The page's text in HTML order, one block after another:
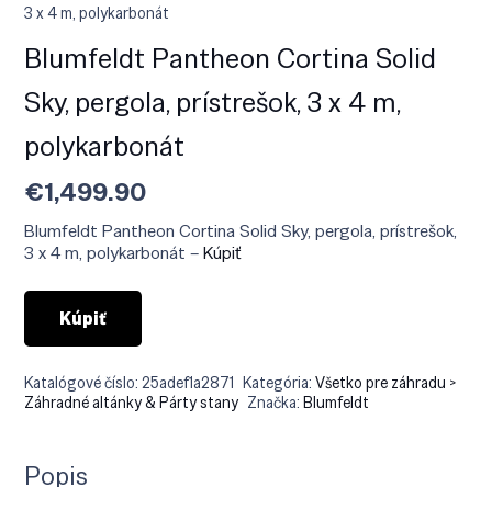
3 x 4 m, polykarbonát
Blumfeldt Pantheon Cortina Solid
Sky, pergola, prístrešok, 3 x 4 m,
polykarbonát
€1,499.90
Blumfeldt Pantheon Cortina Solid Sky, pergola, prístrešok,
3 x 4 m, polykarbonát –Kúpiť
Kúpiť
Katalógové číslo:25adef1a2871 Kategória:Všetko pre záhradu >
Záhradné altánky & Párty stany Značka:Blumfeldt
Popis